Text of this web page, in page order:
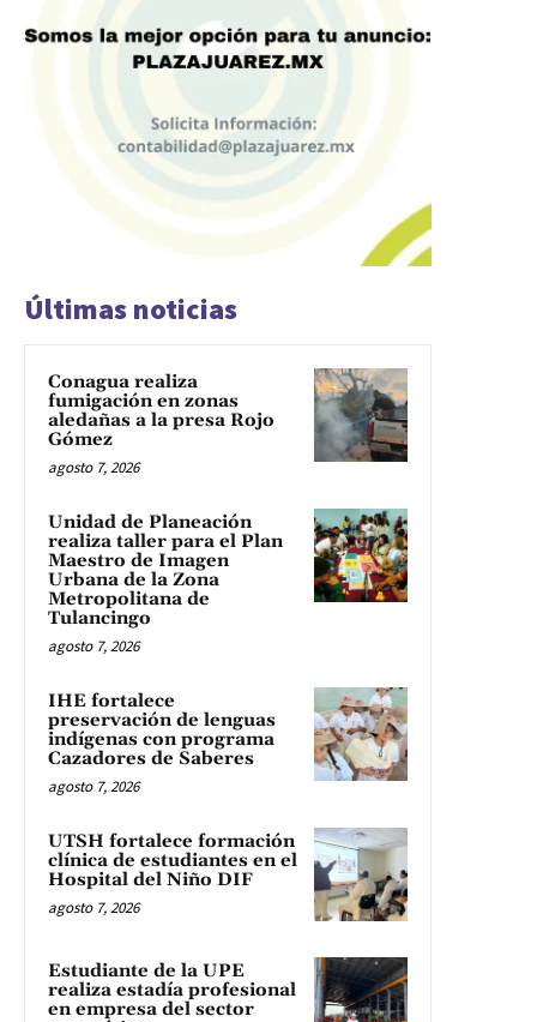
Últimas noticias
Conagua realiza
fumigación en zonas
aledañas a la presa Rojo
Gómez
agosto 7, 2026
Unidad de Planeación
realiza taller para el Plan
Maestro de Imagen
Urbana de la Zona
Metropolitana de
Tulancingo
agosto 7, 2026
IHE fortalece
preservación de lenguas
indígenas con programa
Cazadores de Saberes
agosto 7, 2026
UTSH fortalece formación
clínica de estudiantes en el
Hospital del Niño DIF
agosto 7, 2026
Estudiante de la UPE
realiza estadía profesional
en empresa del sector